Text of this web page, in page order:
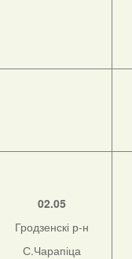
02.05
Гродзенскі р-н
С.Чарапіца